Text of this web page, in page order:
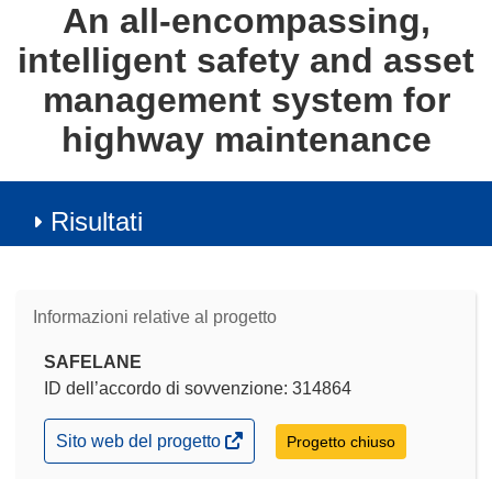
An all-encompassing,
intelligent safety and asset
management system for
highway maintenance
Risultati
Informazioni relative al progetto
SAFELANE
ID dell’accordo di sovvenzione: 314864
(si
apre
Sito web del progetto Progetto chiuso